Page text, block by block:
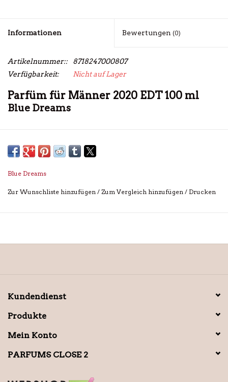
Informationen Bewertungen (0)
Artikelnummer::
8718247000807
Verfügbarkeit:
Nicht auf Lager
Parfüm für Männer 2020 EDT 100 ml
Blue Dreams
Blue Dreams
Zur Wunschliste hinzufügen / Zum Vergleich hinzufügen / Drucken
Kundendienst
Produkte
Mein Konto
PARFUMS CLOSE 2